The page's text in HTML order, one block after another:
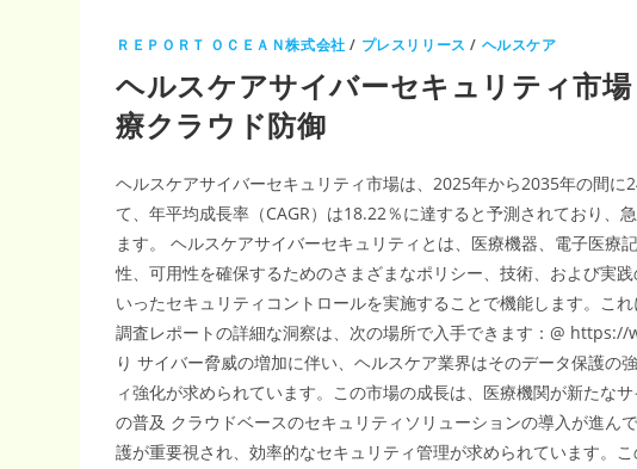
ＲＥＰＯＲＴ ＯＣＥＡＮ株式会社 / プレスリリース / ヘルスケア
ヘルスケアサイバーセキュリティ市
療クラウド防御
ヘルスケアサイバーセキュリティ市場は、2025年から2035年の間
て、年平均成長率（CAGR）は18.22％に達すると予測されており
ます。 ヘルスケアサイバーセキュリティとは、医療機器、電子医
性、可用性を確保するためのさまざまなポリシー、技術、および実
いったセキュリティコントロールを実施することで機能します。こ
調査レポートの詳細な洞察は、次の場所で入手できます：@
り サイバー脅威の増加に伴い、ヘルスケア業界はそのデータ保護
ィ強化が求められています。この市場の成長は、医療機関が新たな
の普及 クラウドベースのセキュリティソリューションの導入が進
護が重要視され、効率的なセキュリティ管理が求められています。